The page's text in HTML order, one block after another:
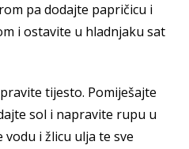
pa dodajte papričicu i
i ostavite u hladnjaku sat
tijesto. Pomiješajte
sol i napravite rupu u
i žlicu ulja te sve